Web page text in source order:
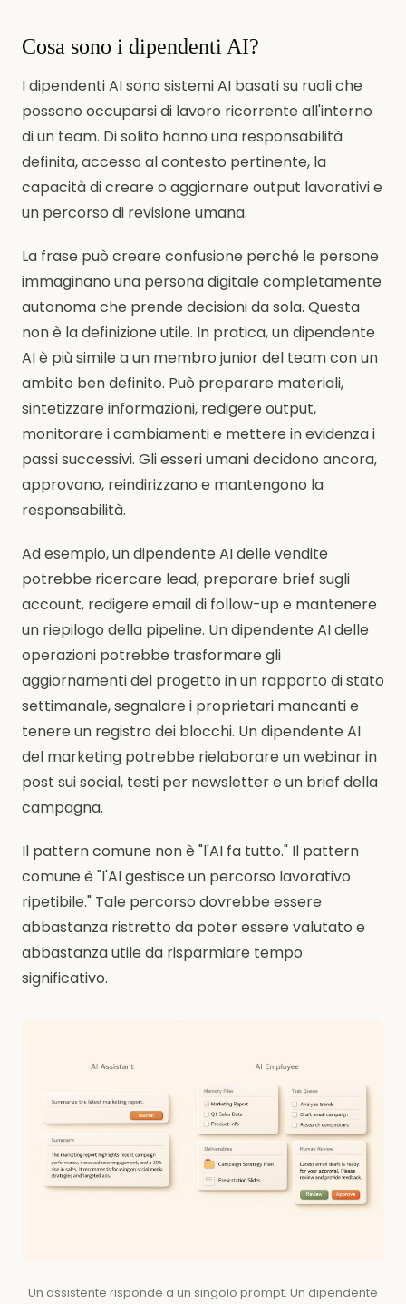
Cosa sono i dipendenti AI?
I dipendenti AI sono sistemi AI basati su ruoli che
possono occuparsi di lavoro ricorrente all'interno
di un team. Di solito hanno una responsabilità
definita, accesso al contesto pertinente, la
capacità di creare o aggiornare output lavorativi e
un percorso di revisione umana.
La frase può creare confusione perché le persone
immaginano una persona digitale completamente
autonoma che prende decisioni da sola. Questa
non è la definizione utile. In pratica, un dipendente
AI è più simile a un membro junior del team con un
ambito ben definito. Può preparare materiali,
sintetizzare informazioni, redigere output,
monitorare i cambiamenti e mettere in evidenza i
passi successivi. Gli esseri umani decidono ancora,
approvano, reindirizzano e mantengono la
responsabilità.
Ad esempio, un dipendente AI delle vendite
potrebbe ricercare lead, preparare brief sugli
account, redigere email di follow-up e mantenere
un riepilogo della pipeline. Un dipendente AI delle
operazioni potrebbe trasformare gli
aggiornamenti del progetto in un rapporto di stato
settimanale, segnalare i proprietari mancanti e
tenere un registro dei blocchi. Un dipendente AI
del marketing potrebbe rielaborare un webinar in
post sui social, testi per newsletter e un brief della
campagna.
Il pattern comune non è "l'AI fa tutto." Il pattern
comune è "l'AI gestisce un percorso lavorativo
ripetibile." Tale percorso dovrebbe essere
abbastanza ristretto da poter essere valutato e
abbastanza utile da risparmiare tempo
significativo.
Un assistente risponde a un singolo prompt. Un dipendente